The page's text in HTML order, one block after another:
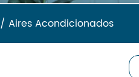
/ Aires Acondicionados